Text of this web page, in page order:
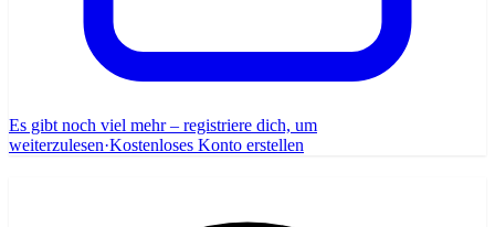
Es gibt noch viel mehr – registriere dich, um
weiterzulesen·Kostenloses Konto erstellen